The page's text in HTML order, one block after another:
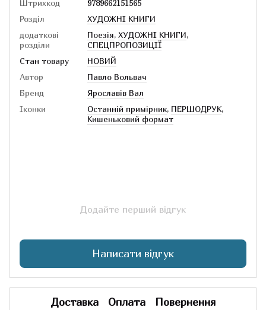
Штрихкод
9789662151565
Розділ
ХУДОЖНІ КНИГИ
додаткові
розділи
Поезія, ХУДОЖНІ КНИГИ,
СПЕЦПРОПОЗИЦІЇ
Стан товару
НОВИЙ
Автор
Павло Вольвач
Бренд
Ярославів Вал
Іконки
Останній примірник, ПЕРШОДРУК,
Кишеньковий формат
Додайте перший відгук
Написати відгук
Доставка Оплата Повернення